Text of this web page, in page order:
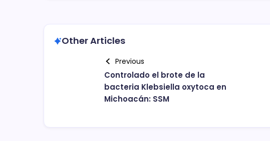
Other Articles
Previous
Controlado el brote de la
bacteria Klebsiella oxytoca en
Michoacán: SSM